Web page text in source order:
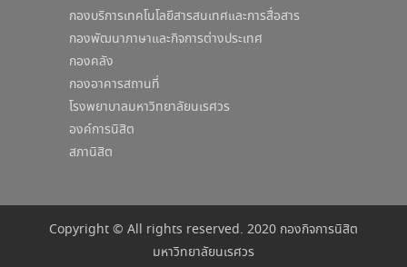
กองบริการเทคโนโลยีสารสนเทศและการสื่อสาร
กองพัฒนาภาษาและกิจการต่างประเทศ
กองคลัง
กองอาคารสถานที่
โรงพยาบาลมหาวิทยาลัยนเรศวร
องค์การนิสิต
สภานิสิต
Copyright © All rights reserved. 2020 กองกิจการนิสิต
มหาวิทยาลัยนเรศวร